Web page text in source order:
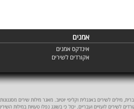
אמנים
אינדקס אמנים
אקורדים לשירים
מילים לשירים באנגלית וקליפי יוטיוב. מאגר מילות שירים
לשירים לועזיים ועבריים. יכול כי בשוגג נפלו טעויות במילות